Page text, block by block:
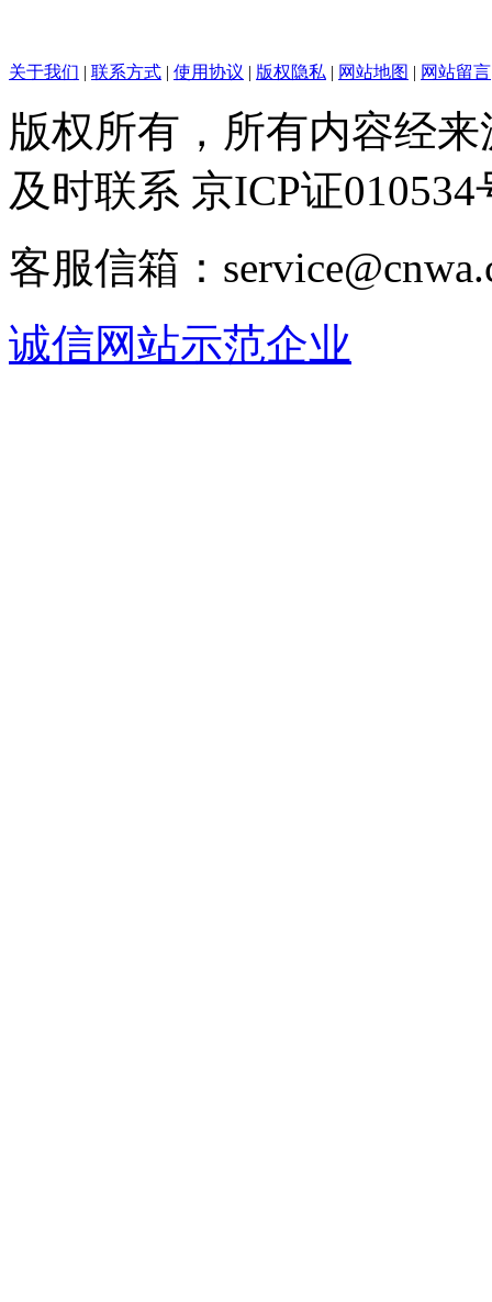
关于我们 | 联系方式 | 使用协议 | 版权隐私 | 网站地图 | 网站留言
版权所有，所有内容经
及时联系 京ICP证010534
客服信箱：
诚信网站示范企业